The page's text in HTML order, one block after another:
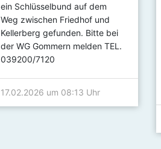
ein Schlüsselbund auf dem
Weg zwischen Friedhof und
Kellerberg gefunden. Bitte bei
der WG Gommern melden TEL.
039200/7120
17.02.2026 um 08:13 Uhr